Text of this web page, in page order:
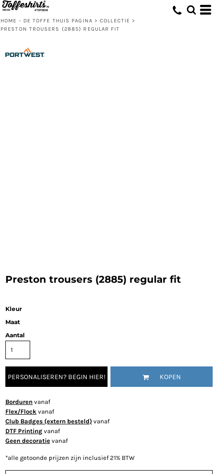
HOME - DE TOFFE THUIS PAGINA > COLLECTIE >
PRESTON TROUSERS (2885) REGULAR FIT
Preston trousers (2885) regular fit
Kleur
Maat
Aantal
PERSONALISEREN? BEGIN HIER! KOPEN
Borduren vanaf
Flex/Flock vanaf
Club Badges (extern besteld) vanaf
DTF Printing vanaf
Geen decoratie vanaf
*alle getoonde prijzen zijn inclusief 21% BTW